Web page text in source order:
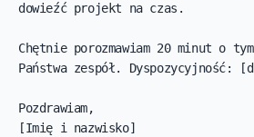
dowieźć projekt na czas.
Chętnie porozmawiam 20 minut o
Państwa zespół. Dyspozycyjność:
Pozdrawiam,
[Imię i nazwisko]